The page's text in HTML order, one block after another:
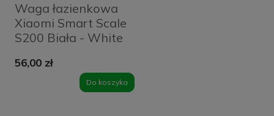
Waga łazienkowa
Xiaomi Smart Scale
S200 Biała - White
56,00 zł
Do koszyka